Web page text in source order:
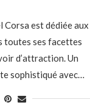
Corsa est dédiée aux
toutes ses facettes
d’attraction. Un
sophistiqué avec…